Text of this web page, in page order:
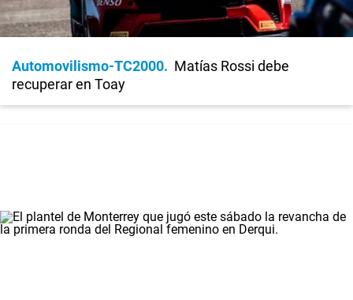
Automovilismo-TC2000
Matías Rossi debe
recuperar en Toay